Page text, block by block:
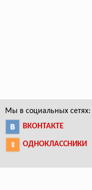
Мы в социальных сетях:
ВКОНТАКТЕ
ОДНОКЛАССНИКИ